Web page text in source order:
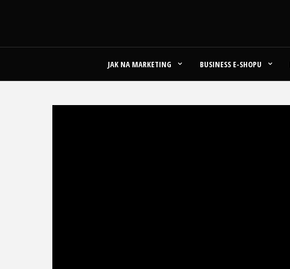
JAK NA MARKETING BUSINESS E-SHOPU